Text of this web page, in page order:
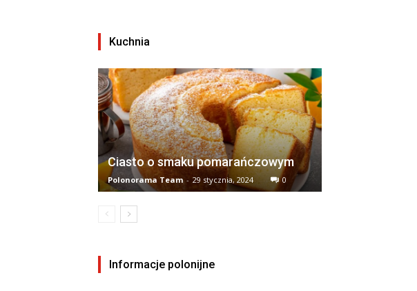
Kuchnia
Ciasto o smaku pomarańczowym
Polonorama Team - 29 stycznia, 2024 0
Informacje polonijne